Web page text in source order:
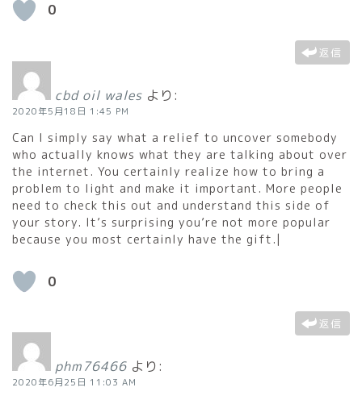
0
返信
cbd oil wales より:
2020年5月18日 1:45 PM
Can I simply say what a relief to uncover somebody
who actually knows what they are talking about over
the internet. You certainly realize how to bring a
problem to light and make it important. More people
need to check this out and understand this side of
your story. It’s surprising you’re not more popular
because you most certainly have the gift.|
0
返信
phm76466 より:
2020年6月25日 11:03 AM